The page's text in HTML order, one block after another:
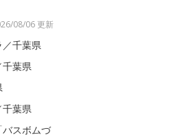
08/06 更新
千葉県
葉県
千葉県
スボムづ